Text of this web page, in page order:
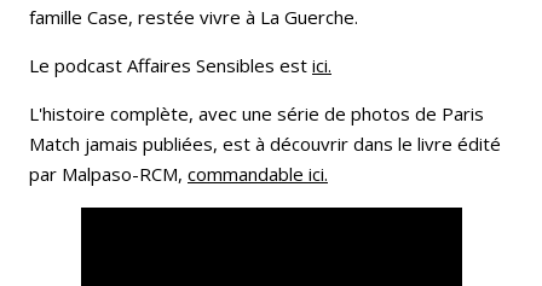
famille Case, restée vivre à La Guerche.
Le podcast Affaires Sensibles est ici.
L'histoire complète, avec une série de photos de Paris
Match jamais publiées, est à découvrir dans le livre édité
par Malpaso-RCM, commandable ici.